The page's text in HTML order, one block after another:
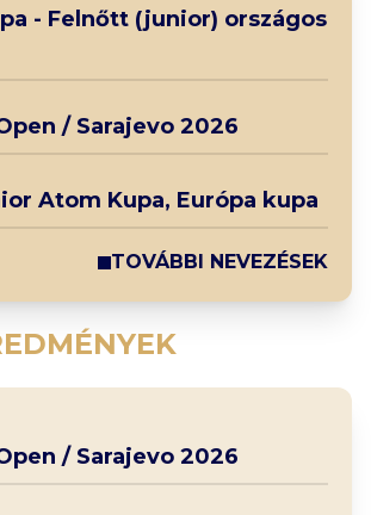
- Felnőtt (junior) országos
/ Sarajevo 2026
Atom Kupa, Európa kupa
TOVÁBBI NEVEZÉSEK
/ Sarajevo 2026